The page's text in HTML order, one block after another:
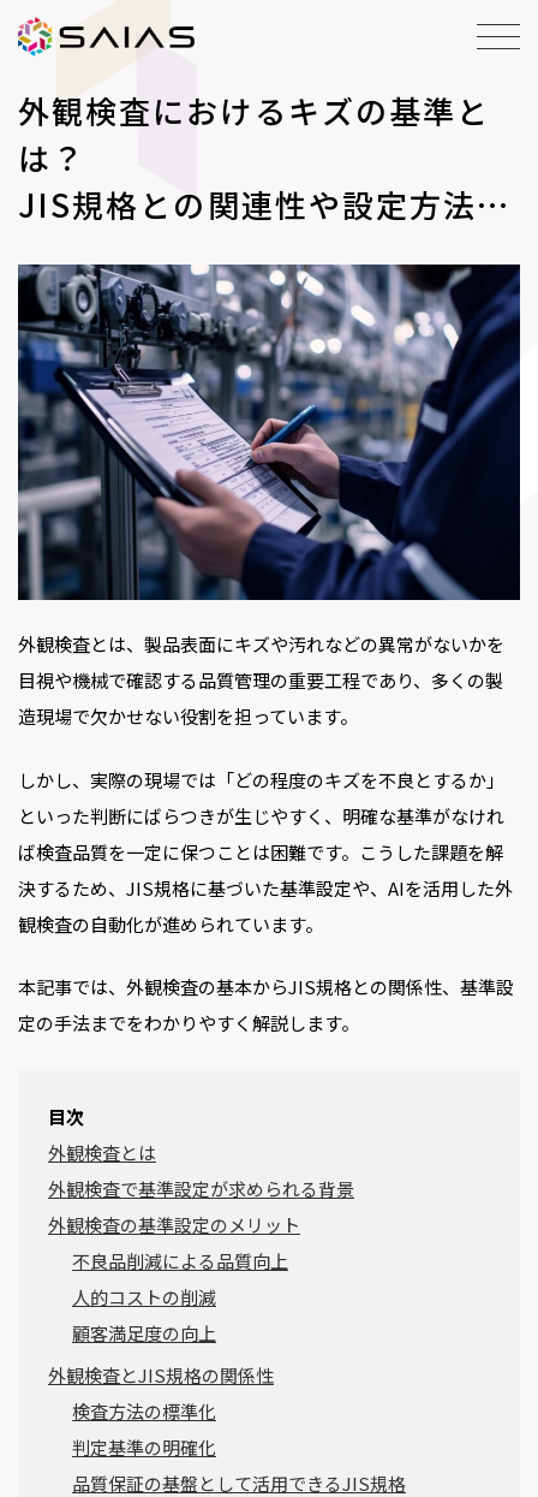
外観検査におけるキズの基準と
は？
JIS規格との関連性や設定方法を
外観検査とは、製品表面にキズや汚れなどの異常がないかを
目視や機械で確認する品質管理の重要工程であり、多くの製
造現場で欠かせない役割を担っています。
しかし、実際の現場では「どの程度のキズを不良とするか」
といった判断にばらつきが生じやすく、明確な基準がなけれ
ば検査品質を一定に保つことは困難です。こうした課題を解
決するため、JIS規格に基づいた基準設定や、AIを活用した外
観検査の自動化が進められています。
本記事では、外観検査の基本からJIS規格との関係性、基準設
定の手法までをわかりやすく解説します。
目次
外観検査とは
外観検査で基準設定が求められる背景
外観検査の基準設定のメリット
不良品削減による品質向上
人的コストの削減
顧客満足度の向上
外観検査とJIS規格の関係性
検査方法の標準化
判定基準の明確化
品質保証の基盤として活用できるJIS規格